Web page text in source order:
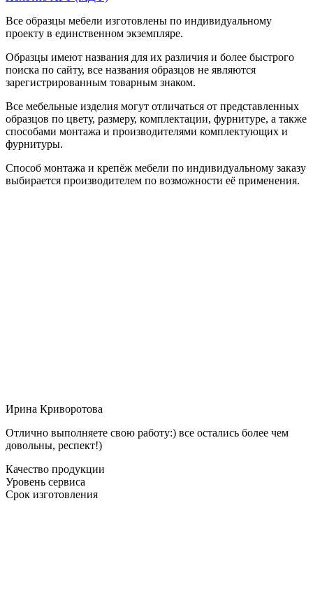
Все образцы мебели изготовлены по индивидуальному
проекту в единственном экземпляре.
Образцы имеют названия для их различия и более быстрого
поиска по сайту, все названия образцов не являются
зарегистрированным товарным знаком.
Все мебельные изделия могут отличаться от представленных
образцов по цвету, размеру, комплектации, фурнитуре, а также
способами монтажа и производителями комплектующих и
фурнитуры.
Способ монтажа и крепёж мебели по индивидуальному заказу
выбирается производителем по возможности её применения.
Ирина Криворотова
Отлично выполняете свою работу:) все остались более чем
довольны, респект!)
Качество продукции
Уровень сервиса
Срок изготовления